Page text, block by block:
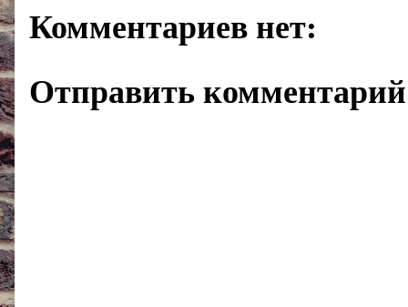
Комментариев нет:
Отправить комментарий